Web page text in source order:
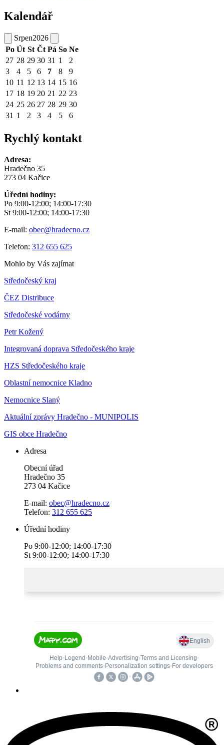
Kalendář
Srpen2026
Po Út St Čt Pá So Ne
27 28 29 30 31 1
2
3
4 5 6 7 8
9
10 11 12 13 14 15 16
17 18 19 20 21 22 23
24 25 26 27 28 29 30
31 1 2 3 4 5 6
Rychlý kontakt
Adresa:
Hradečno 35
273 04 Kačice
Úřední hodiny:
Po 9:00-12:00; 14:00-17:30
St 9:00-12:00; 14:00-17:30
E-mail: obec@hradecno.cz
Telefon: 312 655 625
Mohlo by Vás zajímat
Středočeský kraj
ČEZ Distribuce
Středočeské vodárny
Petr Kožený
Integrovaná doprava Středočeského kraje
HZS Středočeského kraje
Oblastní nemocnice Kladno
Nemocnice Slaný
Aktuální zprávy Hradečno - MUNIPOLIS
GIS obce Hradečno
Adresa
Obecní úřad
Hradečno 35
273 04 Kačice
E-mail: obec@hradecno.cz
Telefon: 312 655 625
Úřední hodiny
Po 9:00-12:00; 14:00-17:30
St 9:00-12:00; 14:00-17:30